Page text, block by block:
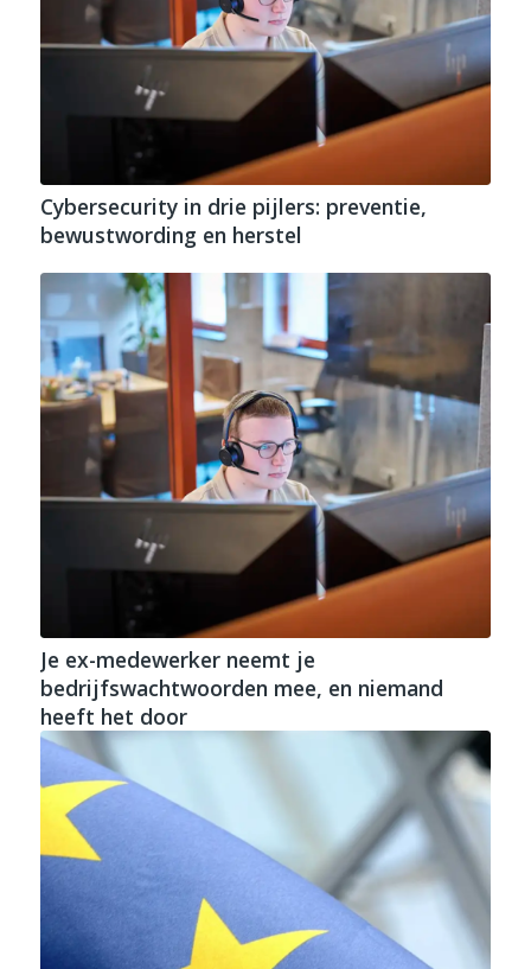
Cybersecurity in drie pijlers: preventie,
bewustwording en herstel
Je ex-medewerker neemt je
bedrijfswachtwoorden mee, en niemand
heeft het door